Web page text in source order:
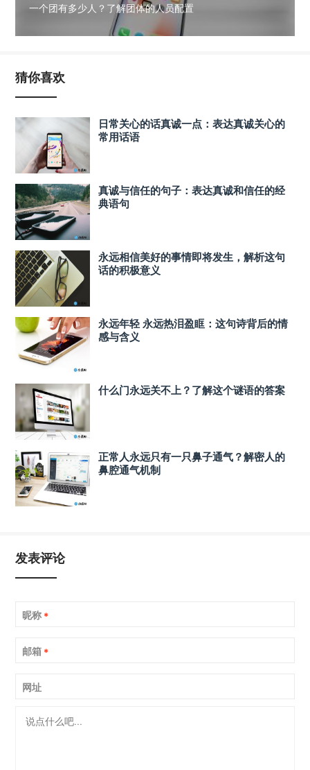
一个团有多少人？了解团体的人员配置
猜你喜欢
日常关心的话真诚一点：表达真诚关心的
常用话语
真诚与信任的句子：表达真诚和信任的经
典语句
永远相信美好的事情即将发生，解析这句
话的积极意义
永远年轻 永远热泪盈眶：这句诗背后的情
感与含义
什么门永远关不上？了解这个谜语的答案
正常人永远只有一只鼻子通气？解密人的
鼻腔通气机制
发表评论
昵称 *
邮箱 *
网址